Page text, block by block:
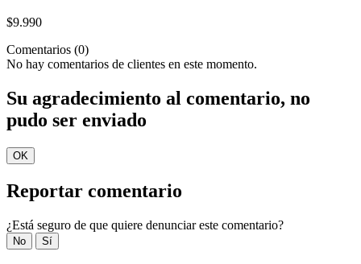
$9.990
Comentarios (0)
No hay comentarios de clientes en este momento.
Su agradecimiento al comentario, no
pudo ser enviado
OK
Reportar comentario
¿Está seguro de que quiere denunciar este comentario?
No Sí